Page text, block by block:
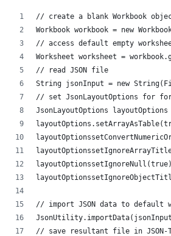
// create a blank Workbook
Workbook workbook = new
// access default empty
Worksheet worksheet =
// read JSON file
String jsonInput = new
// set JsonLayoutOptions for
JsonLayoutOptions
// import JSON data to default
// save resultant file in JSON-